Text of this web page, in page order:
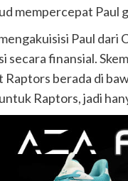
mempercepat Paul
Paul dari
secara finansial.
Raptors berada di
Raptors, jadi